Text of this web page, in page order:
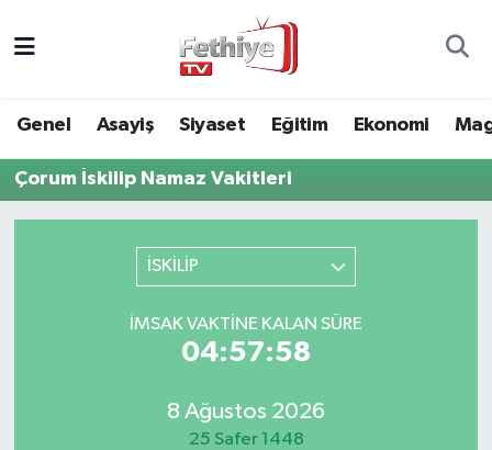
Genel Asayiş Siyaset Eğitim Ekonomi
Çorum İskilip Namaz Vakitleri
İSKİLİP
İMSAK VAKTINE KALAN SÜRE
04:57:58
8 Ağustos 2026
25 Safer 1448
Muğla Hava Durumu
Muğla Trafik Yoğunluk Haritası
Tüm Manşetler
Son Dakika Haberleri